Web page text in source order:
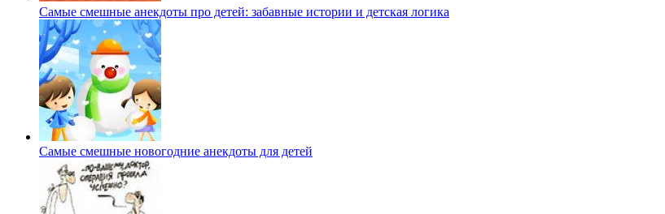
Самые смешные анекдоты про детей: забавные истории и детская логика
Самые смешные новогодние анекдоты для детей